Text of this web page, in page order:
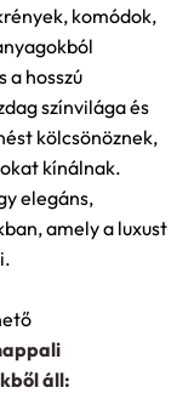
komódok,
a hosszú
színvilága és
kölcsönöznek,
kínálnak.
elegáns,
amely a luxust
áll: